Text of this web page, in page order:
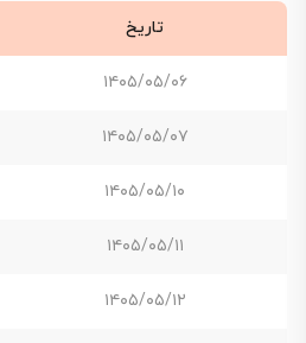
تاریخ
۱۴۰۵/۰۵/۰۶
۱۴۰۵/۰۵/۰۷
۱۴۰۵/۰۵/۱۰
۱۴۰۵/۰۵/۱۱
۱۴۰۵/۰۵/۱۲